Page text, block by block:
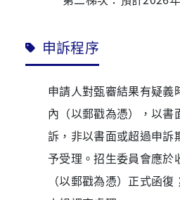
申訴程序
申請人對甄審結果有疑義
內（以郵戳為憑），以書
訴，非以書面或超過申訴
予受理。招生委員會應於
（以郵戳為憑）正式函